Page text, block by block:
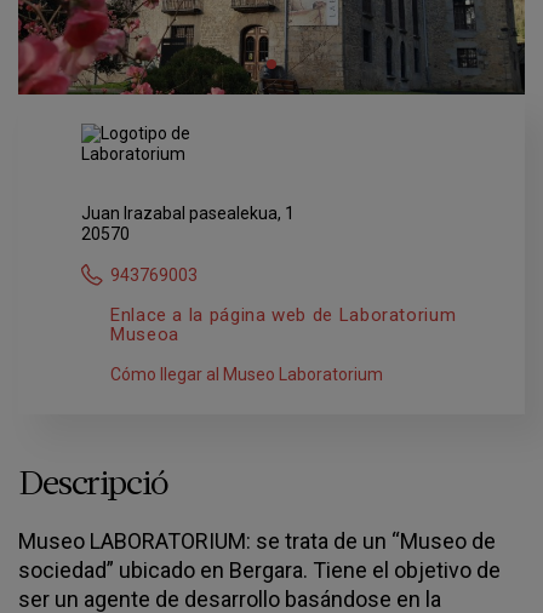
Juan Irazabal pasealekua, 1
20570
943769003
Enlace a la página web de Laboratorium
Museoa
Cómo llegar al Museo Laboratorium
Descripció
Museo LABORATORIUM: se trata de un “Museo de
sociedad” ubicado en Bergara. Tiene el objetivo de
ser un agente de desarrollo basándose en la